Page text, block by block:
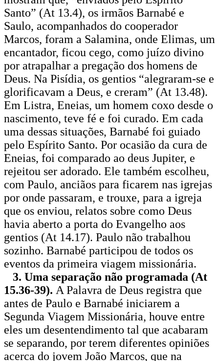
Santo” (At 13.4), os irmãos Barnabé e
Saulo, acompanhados do cooperador
Marcos, foram a Salamina, onde Elimas, um
encantador, ficou cego, como juízo divino
por atrapalhar a pregação dos homens de
Deus. Na Pisídia, os gentios “alegraram-se e
glorificavam a Deus, e creram” (At 13.48).
Em Listra, Eneias, um homem coxo desde o
nascimento, teve fé e foi curado. Em cada
uma dessas situações, Barnabé foi guiado
pelo Espírito Santo. Por ocasião da cura de
Eneias, foi comparado ao deus Jupiter, e
rejeitou ser adorado. Ele também escolheu,
com Paulo, anciãos para ficarem nas igrejas
por onde passaram, e trouxe, para a igreja
que os enviou, relatos sobre como Deus
havia aberto a porta do Evangelho aos
gentios (At 14.17). Paulo não trabalhou
sozinho. Barnabé participou de todos os
eventos da primeira viagem missionária.
3. Uma separação não programada (At
15.36-39). A Palavra de Deus registra que
antes de Paulo e Barnabé iniciarem a
Segunda Viagem Missionária, houve entre
eles um desentendimento tal que acabaram
se separando, por terem diferentes opiniões
acerca do jovem João Marcos, que na